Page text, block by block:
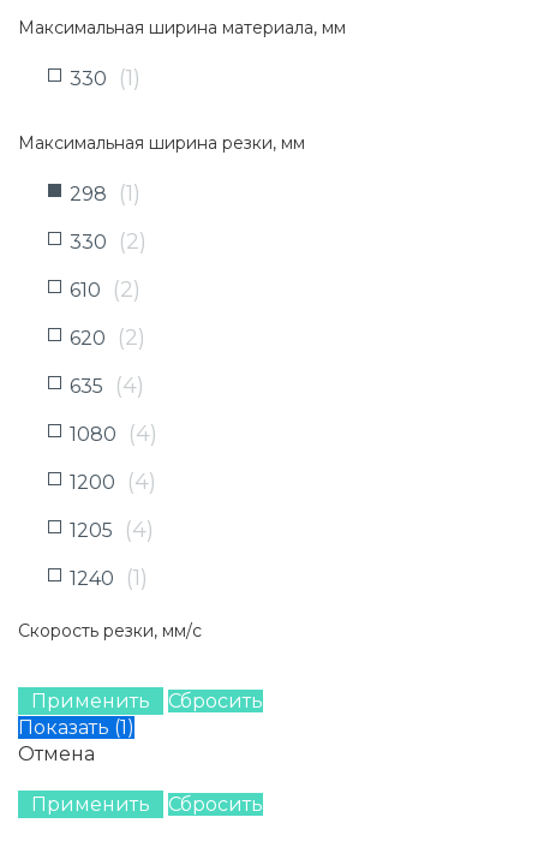
Максимальная ширина материала, мм
330 (1)
Максимальная ширина резки, мм
298 (1)
330 (2)
610 (2)
620 (2)
635 (4)
1080 (4)
1200 (4)
1205 (4)
1240 (1)
1520 (1)
Скорость резки, мм/с
Применить
Сбросить
Показать (1)
Отмена
Применить Сбросить